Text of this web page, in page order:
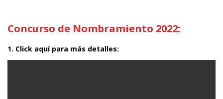
Concurso de Nombramiento 2022:
1. Click aquí para más detalles: